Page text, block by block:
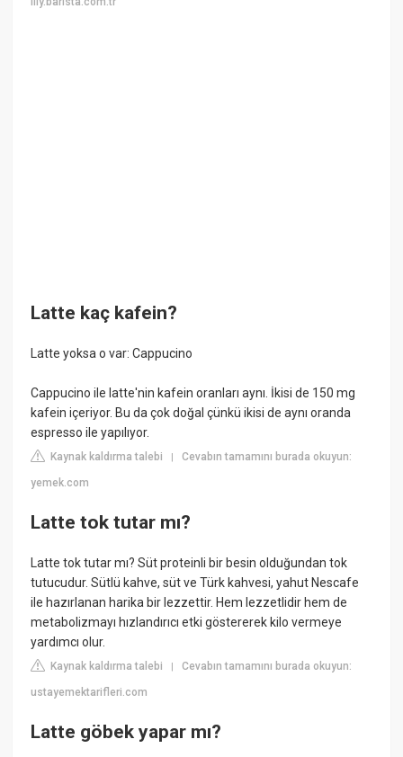
Latte kaç kafein?
Latte yoksa o var: Cappucino
Cappucino ile latte'nin kafein oranları aynı. İkisi de 150 mg
kafein içeriyor. Bu da çok doğal çünkü ikisi de aynı oranda
espresso ile yapılıyor.
Kaynak kaldırma talebi |Cevabın tamamını burada okuyun:
yemek.com
Latte tok tutar mı?
Latte tok tutar mı? Süt proteinli bir besin olduğundan tok
tutucudur. Sütlü kahve, süt ve Türk kahvesi, yahut Nescafe
ile hazırlanan harika bir lezzettir. Hem lezzetlidir hem de
metabolizmayı hızlandırıcı etki göstererek kilo vermeye
yardımcı olur.
Kaynak kaldırma talebi |Cevabın tamamını burada okuyun:
ustayemektarifleri.com
Latte göbek yapar mı?